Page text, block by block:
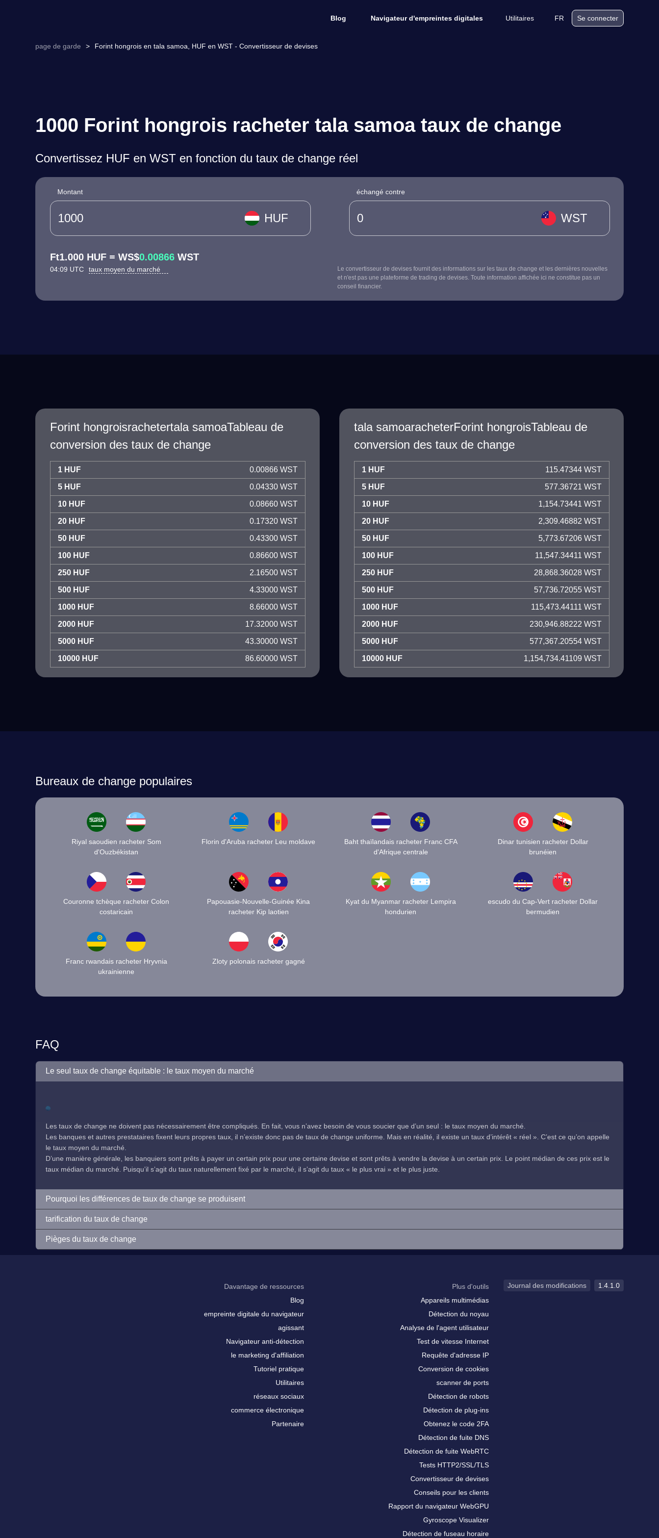
Blog Navigateur d'empreintes digitales Utilitaires FR Se connecter
page de garde > Forint hongrois en tala samoa, HUF en WST - Convertisseur de devises
1000 Forint hongrois racheter tala samoa taux de change
Convertissez HUF en WST en fonction du taux de change réel
Montant
HUF
échangé contre
WST
Ft1.000 HUF = WS$0.00866 WST
04:09 UTC taux moyen du marché
Le convertisseur de devises fournit des informations sur les taux de change et les dernières nouvelles
et n'est pas une plateforme de trading de devises. Toute information affichée ici ne constitue pas un
conseil financier.
Forint hongroisrachetertala samoaTableau de
conversion des taux de change
1 HUF 0.00866 WST
5 HUF 0.04330 WST
10 HUF 0.08660 WST
20 HUF 0.17320 WST
50 HUF 0.43300 WST
100 HUF 0.86600 WST
250 HUF 2.16500 WST
500 HUF 4.33000 WST
1000 HUF 8.66000 WST
2000 HUF 17.32000 WST
5000 HUF 43.30000 WST
10000 HUF 86.60000 WST
tala samoaracheterForint hongroisTableau de
conversion des taux de change
1 HUF 115.47344 WST
5 HUF 577.36721 WST
10 HUF 1,154.73441 WST
20 HUF 2,309.46882 WST
50 HUF 5,773.67206 WST
100 HUF 11,547.34411 WST
250 HUF 28,868.36028 WST
500 HUF 57,736.72055 WST
1000 HUF 115,473.44111 WST
2000 HUF 230,946.88222 WST
5000 HUF 577,367.20554 WST
10000 HUF 1,154,734.41109 WST
Bureaux de change populaires
Riyal saoudien racheter Som
d'Ouzbékistan
Florin d'Aruba racheter Leu moldave
Baht thaïlandais racheter Franc CFA
d'Afrique centrale
Dinar tunisien racheter Dollar
brunéien
Couronne tchèque racheter Colon
costaricain
Papouasie-Nouvelle-Guinée Kina
racheter Kip laotien
Kyat du Myanmar racheter Lempira
hondurien
escudo du Cap-Vert racheter Dollar
bermudien
Franc rwandais racheter Hryvnia
ukrainienne
Zloty polonais racheter gagné
FAQ
Le seul taux de change équitable : le taux moyen du marché
Les taux de change ne doivent pas nécessairement être compliqués. En fait, vous n’avez besoin de vous soucier que d’un seul : le taux moyen du marché.
Les banques et autres prestataires fixent leurs propres taux, il n’existe donc pas de taux de change uniforme. Mais en réalité, il existe un taux d’intérêt « réel ». C’est ce qu’on appelle
le taux moyen du marché.
D’une manière générale, les banquiers sont prêts à payer un certain prix pour une certaine devise et sont prêts à vendre la devise à un certain prix. Le point médian de ces prix est le
taux médian du marché. Puisqu’il s’agit du taux naturellement fixé par le marché, il s’agit du taux « le plus vrai » et le plus juste.
Pourquoi les différences de taux de change se produisent
tarification du taux de change
Pièges du taux de change
Davantage de ressources
Blog
empreinte digitale du navigateur
agissant
Navigateur anti-détection
le marketing d'affiliation
Tutoriel pratique
Utilitaires
réseaux sociaux
commerce électronique
Partenaire
Plus d'outils
Appareils multimédias
Détection du noyau
Analyse de l'agent utilisateur
Test de vitesse Internet
Requête d'adresse IP
Conversion de cookies
scanner de ports
Détection de robots
Détection de plug-ins
Obtenez le code 2FA
Détection de fuite DNS
Détection de fuite WebRTC
Tests HTTP2/SSL/TLS
Convertisseur de devises
Conseils pour les clients
Rapport du navigateur WebGPU
Gyroscope Visualizer
Détection de fuseau horaire
Journal des modifications 1.4.1.0